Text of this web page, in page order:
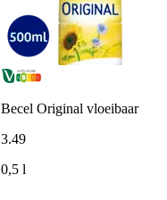
Becel Original vloeibaar
3.49
0,5 l